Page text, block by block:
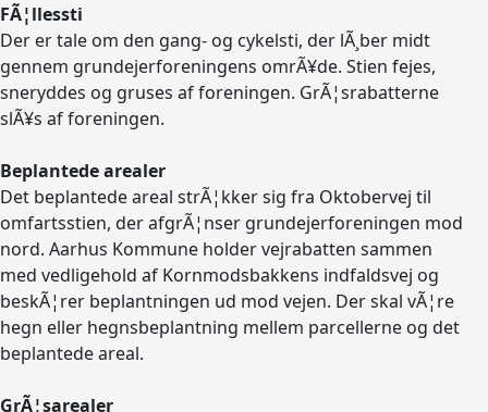
FÃ¦llessti
Der er tale om den gang- og cykelsti, der lÃ¸ber midt
gennem grundejerforeningens omrÃ¥de. Stien fejes,
sneryddes og gruses af foreningen. GrÃ¦srabatterne
slÃ¥s af foreningen.
Beplantede arealer
Det beplantede areal strÃ¦kker sig fra Oktobervej til
omfartsstien, der afgrÃ¦nser grundejerforeningen mod
nord. Aarhus Kommune holder vejrabatten sammen
med vedligehold af Kornmodsbakkens indfaldsvej og
beskÃ¦rer beplantningen ud mod vejen. Der skal vÃ¦re
hegn eller hegnsbeplantning mellem parcellerne og det
beplantede areal.
GrÃ¦sarealer